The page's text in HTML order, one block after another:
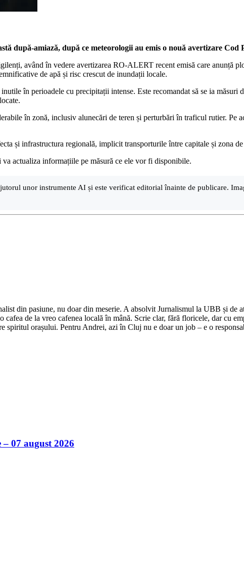
după-amiază, după ce meteorologii au emis o nouă avertizare
având în vedere avertizarea RO-ALERT recent emisă care anunță
de apă și risc crescut de inundații locale.
în perioadele cu precipitații intense. Este recomandat să se ia măsuri
în zonă, inclusiv alunecări de teren și perturbări în traficul rutier. Pe
și infrastructura regională, implicit transporturile între capitale și zona
actualiza informațiile pe măsură ce ele vor fi disponibile.
unor instrumente AI și este verificat editorial înainte de publicare.
din pasiune, nu doar din meserie. A absolvit Jurnalismul la UBB și de
de la vreo cafenea locală în mână. Scrie clar, fără floricele, dar cu
spiritul orașului. Pentru Andrei, azi în Cluj nu e doar un job – e o
07 august 2026